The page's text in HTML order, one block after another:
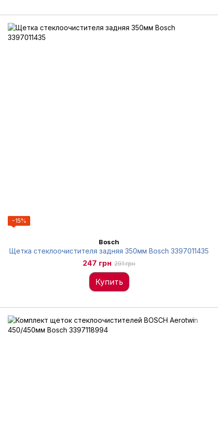
−15%
Bosch
Щетка стеклоочистителя задняя 350мм Bosch 3397011435
247 грн 291 грн
Купить